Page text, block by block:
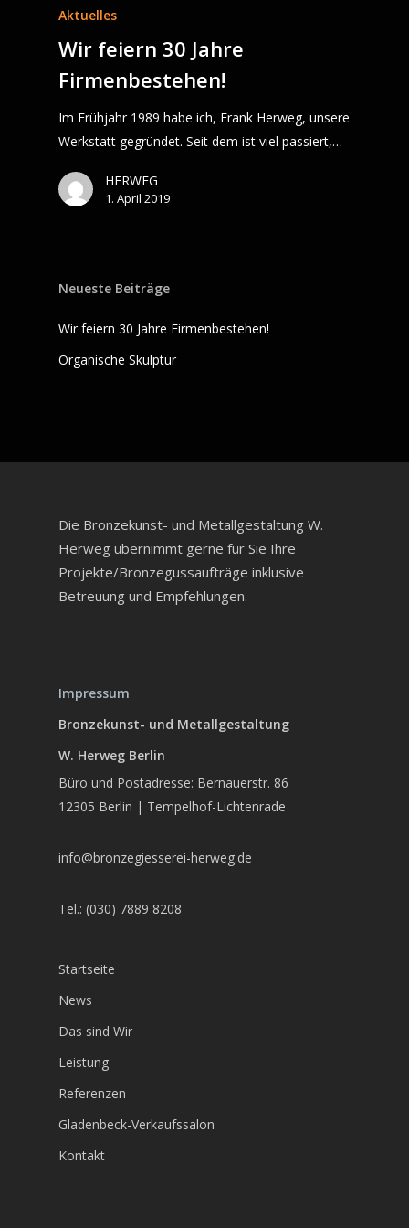
Aktuelles
Wir feiern 30 Jahre
Firmenbestehen!
Im Frühjahr 1989 habe ich, Frank Herweg, unsere
Werkstatt gegründet. Seit dem ist viel passiert,…
HERWEG
1. April 2019
Neueste Beiträge
Wir feiern 30 Jahre Firmenbestehen!
Organische Skulptur
Die Bronzekunst- und Metallgestaltung W.
Herweg übernimmt gerne für Sie Ihre
Projekte/Bronzegussaufträge inklusive
Betreuung und Empfehlungen.
Impressum
Bronzekunst- und Metallgestaltung
W. Herweg Berlin
Büro und Postadresse: Bernauerstr. 86
12305 Berlin | Tempelhof-Lichtenrade
info@bronzegiesserei-herweg.de
Tel.: (030) 7889 8208
Startseite
News
Das sind Wir
Leistung
Referenzen
Gladenbeck-Verkaufssalon
Kontakt